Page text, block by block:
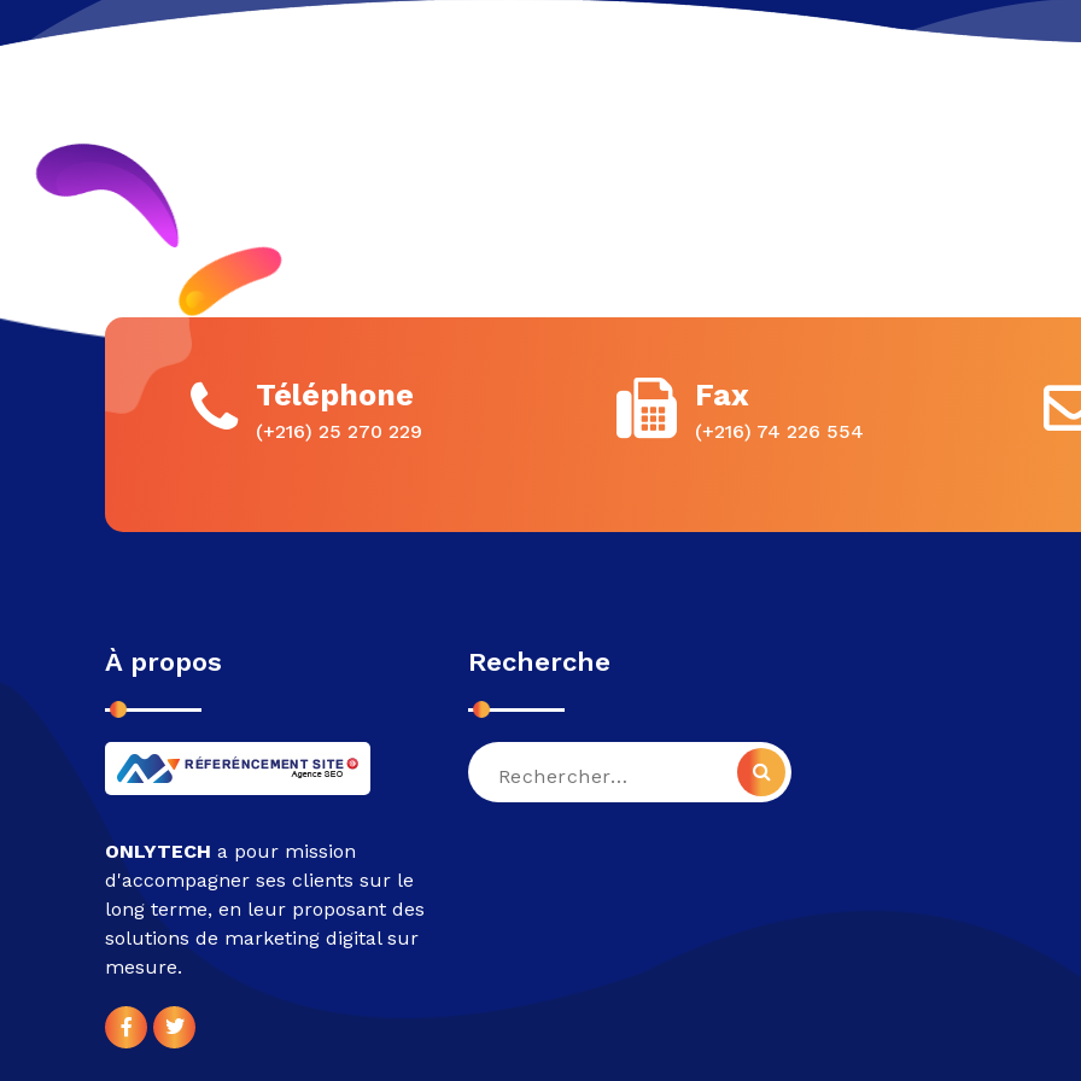
Téléphone
(+216) 25 270 229
Fax
(+216) 74 226 554
À propos
ONLYTECH a pour mission
d'accompagner ses clients sur le
long terme, en leur proposant des
solutions de marketing digital sur
mesure.
Recherche
Recherche